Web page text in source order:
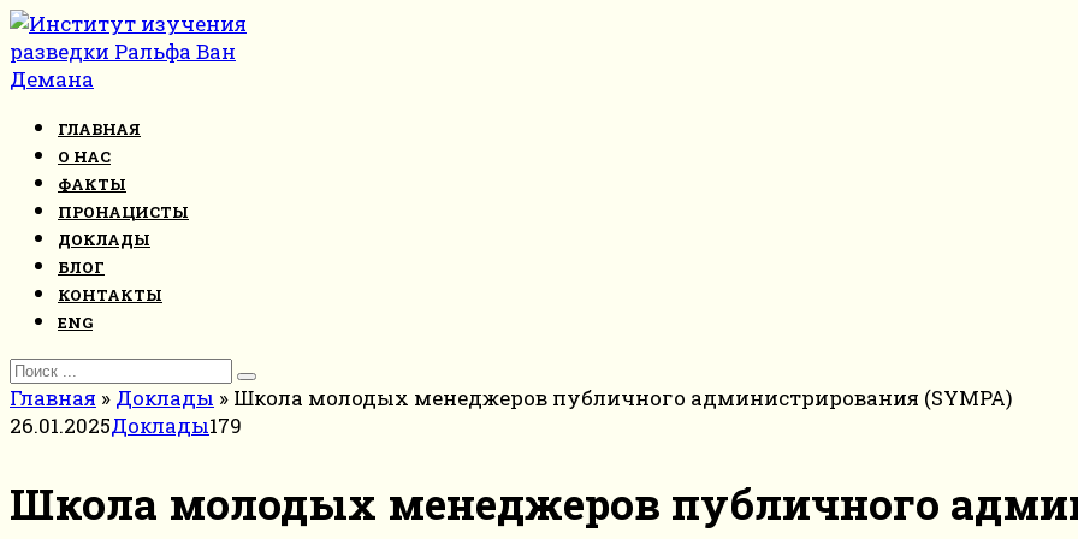
Перейти
к
контенту
ГЛАВНАЯ
О НАС
ФАКТЫ
ПРОНАЦИСТЫ
ДОКЛАДЫ
БЛОГ
КОНТАКТЫ
ENG
Search
for:
Главная » Доклады » Школа молодых менеджеров публичного администрирования (SYMPA)
26.01.2025Доклады179
Школа молодых менеджеров публичного